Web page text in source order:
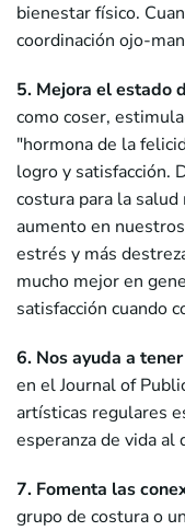
bienestar físico.
coordinación ojo-
5. Mejora el estado
como coser,
"hormona de la
logro y satisfacción.
costura para la
aumento en
estrés y más
mucho mejor en
satisfacción cuando
6. Nos ayuda a
en el Journal of
artísticas regulares
esperanza de vida al
7. Fomenta las
grupo de costura o